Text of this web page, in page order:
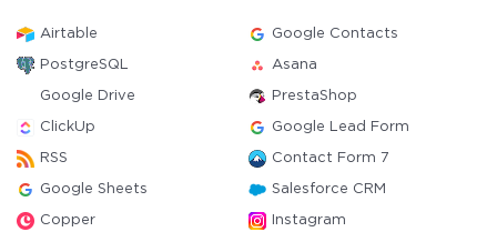
Airtable Google Contacts
PostgreSQL Asana
Google Drive PrestaShop
ClickUp Google Lead Form
RSS Contact Form 7
Google Sheets Salesforce CRM
Copper Instagram